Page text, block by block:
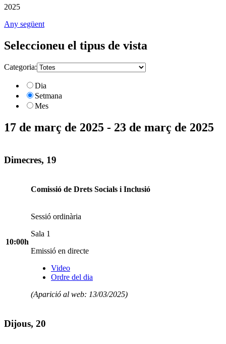
2025
Any següent
Seleccioneu el tipus de vista
Categoria:
Dia
Setmana
Mes
17 de març de 2025 - 23 de març de 2025
Dimecres, 19
10:00h
Comissió de Drets Socials i Inclusió
Sessió ordinària
Sala 1
Emissió en directe
Video
Ordre del dia
(Aparició al web: 13/03/2025)
Dijous, 20